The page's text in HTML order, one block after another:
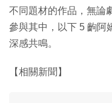
不同題材的作品，無論
參與其中，以下 5 齣阿
深感共鳴。
【相關新聞】